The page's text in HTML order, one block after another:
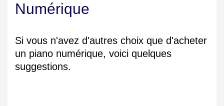
Numérique
Si vous n'avez d'autres choix que d'acheter
un piano numérique, voici quelques
suggestions.